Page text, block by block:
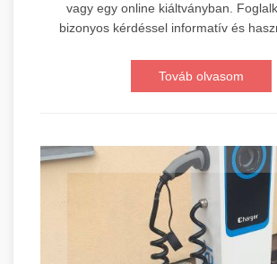
vagy egy online kiáltványban.
bizonyos kérdéssel informatív és
Továb olvasom